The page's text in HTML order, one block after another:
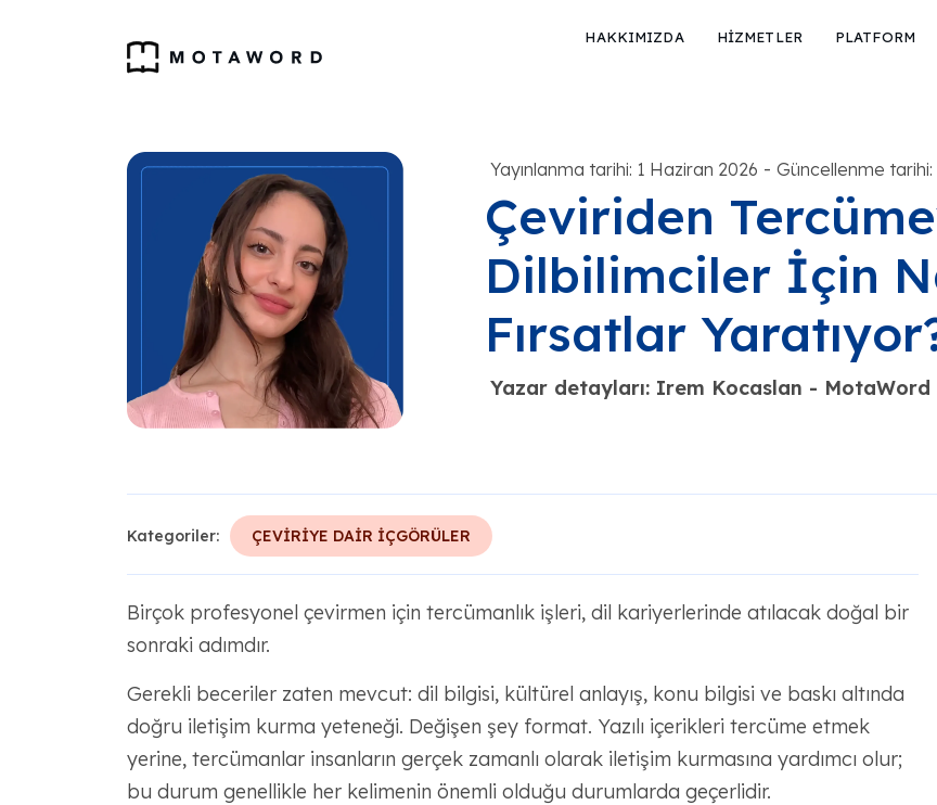
HAKKIMIZDA HİZMETLER PLATFORM
Yayınlanma tarihi: 1 Haziran 2026 - Güncellenme
Çeviriden
Dilbilimciler İçin
Fırsatlar
Yazar detayları: Irem Kocaslan - MotaWord
Kategoriler: ÇEVİRİYE DAİR İÇGÖRÜLER
Birçok profesyonel çevirmen için tercümanlık işleri, dil kariyerlerinde atılacak doğal bir
sonraki adımdır.
Gerekli beceriler zaten mevcut: dil bilgisi, kültürel anlayış, konu bilgisi ve baskı altında
doğru iletişim kurma yeteneği. Değişen şey format. Yazılı içerikleri tercüme etmek
yerine, tercümanlar insanların gerçek zamanlı olarak iletişim kurmasına yardımcı olur;
bu durum genellikle her kelimenin önemli olduğu durumlarda geçerlidir.